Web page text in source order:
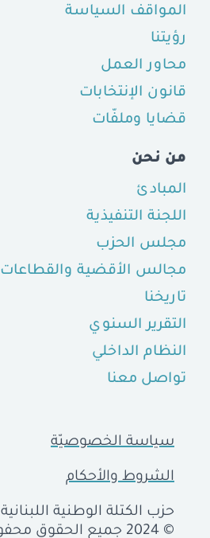
المواقف السياسة
رؤيتنا
محاور العمل
قانون الإنتخابات
قضايا وملفّات
من نحن
المبادئ
اللجنة التنفيذية
مجلس الحزب
مجالس الأقضية والقطاعات
تاريخنا
التقرير السنوي
النظام الداخلي
تواصل معنا
سياسة الخصوصيّة
الشروط والأحكام
حزب الكتلة الوطنية اللبنانية
© 2024 جميع الحقوق محفوظة